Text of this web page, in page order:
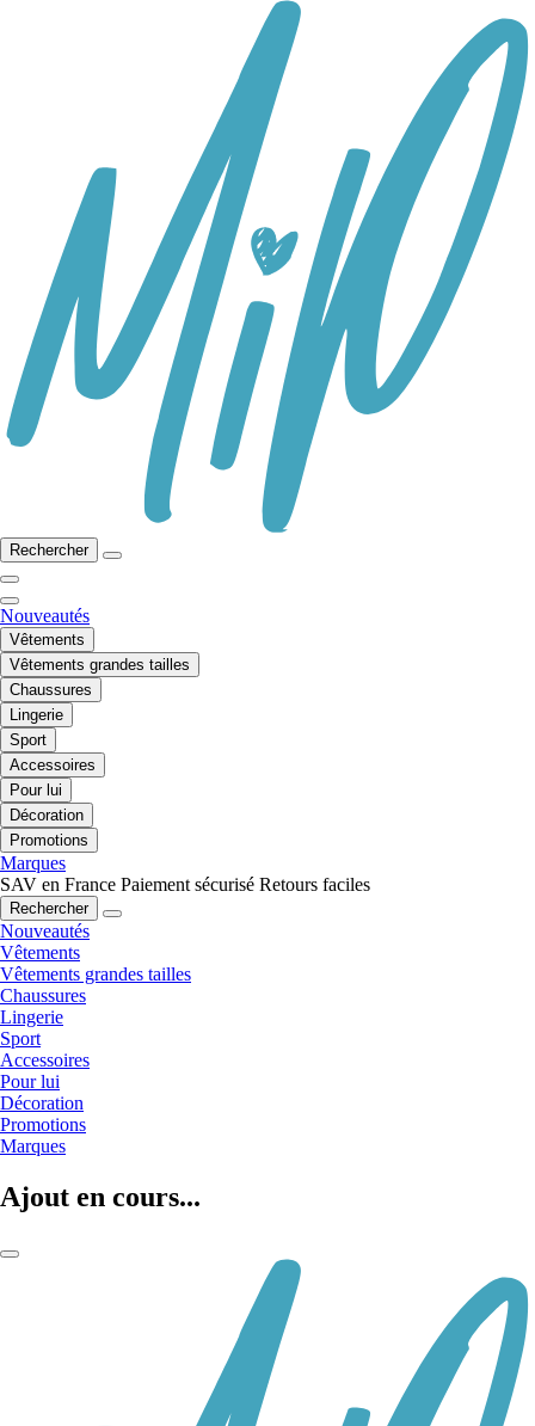
Rechercher
Nouveautés
Vêtements
Vêtements grandes tailles
Chaussures
Lingerie
Sport
Accessoires
Pour lui
Décoration
Promotions
Marques
SAV en France Paiement sécurisé Retours faciles
Rechercher
Nouveautés
Vêtements
Vêtements grandes tailles
Chaussures
Lingerie
Sport
Accessoires
Pour lui
Décoration
Promotions
Marques
Ajout en cours...